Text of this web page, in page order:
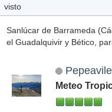
visto
Sanlúcar de Barrameda
el Guadalquivir y Bético,
Meteo